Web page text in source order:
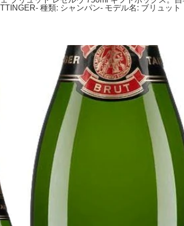
種類: シャンパン- モデル名: ブリュッ